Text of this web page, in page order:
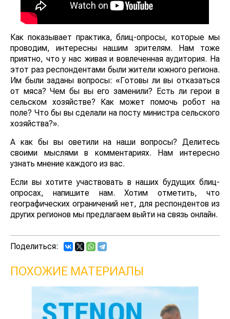
Как показывает практика, блиц-опросы, которые мы
проводим, интересны нашим зрителям. Нам тоже
приятно, что у нас живая и вовлеченная аудитория. На
этот раз респондентами были жители южного региона.
Им были заданы вопросы: «Готовы ли вы отказаться
от мяса? Чем бы вы его заменили? Есть ли герои в
сельском хозяйстве? Как может помочь робот на
поле? Что бы вы сделали на посту министра сельского
хозяйства?».
А как бы вы оветили на наши вопросы? Делитесь
своими мыслями в комментариях. Нам интересно
узнать мнение каждого из вас.
Если вы хотите участвовать в наших будущих блиц-
опросах, напишите нам. Хотим отметить, что
географических ограничений нет, для респондентов из
других регионов мы предлагаем выйти на связь онлайн.
Поделиться:
ПОХОЖИЕ МАТЕРИАЛЫ